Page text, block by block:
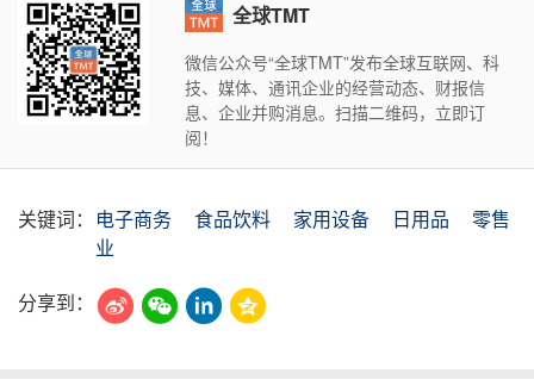
全球TMT
微信公众号“全球TMT”发布全球互联网、科
技、媒体、通讯企业的经营动态、财报信
息、企业并购消息。扫描二维码，立即订
阅！
关键词： 电子商务 食品饮料 家用设备 日用品
零售
业
分享到：